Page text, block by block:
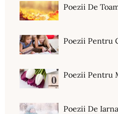
Poezii De
Poezii Pentru
Poezii Pentru
Poezii De Iarna